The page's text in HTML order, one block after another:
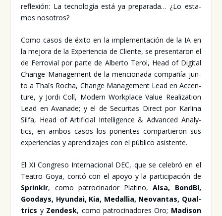
refle­xión: La tec­no­lo­gía está ya pre­pa­ra­da… ¿Lo esta­
mos noso­tros?
Como casos de éxi­to en la imple­men­ta­ción de la IA en
la mejo­ra de la Expe­rien­cia de Clien­te, se pre­sen­ta­ron el
de Ferro­vial por par­te de Alber­to Terol, Head of Digi­tal
Chan­ge Mana­ge­ment de la men­cio­na­da com­pa­ñía jun­
to a Thaïs Rocha, Chan­ge Mana­ge­ment Lead en Accen­
tu­re, y Jor­di Coll, Modern Work­pla­ce Value Rea­li­za­tion
Lead en Ava­na­de; y el de Secu­ri­tas Direct por Kar­li­na
Sil­fa, Head of Arti­fi­cial Inte­lli­gen­ce & Advan­ced Analy­
tics, en ambos casos los ponen­tes com­par­tie­ron sus
expe­rien­cias y apren­di­za­jes con el públi­co asis­ten­te.
El XI Con­gre­so Inter­na­cio­nal DEC, que se cele­bró en el
Tea­tro Goya, con­tó con el apo­yo y la par­ti­ci­pa­ción de
Sprinklr, como patro­ci­na­dor Pla­tino,Alsa, BondBl,
Goo­days, Hyun­dai, Kia, Meda­llia, Neo­van­tas, Qual­
trics y Zen­desk, como patro­ci­na­do­res Oro; Madi­son